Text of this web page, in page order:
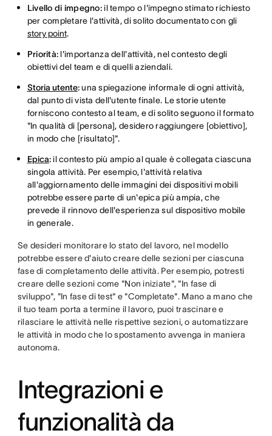
Livello di impegno:il tempo o l'impegno stimato richiesto
per completare l'attività, di solito documentato con gli
story point.
Priorità:l'importanza dell'attività, nel contesto degli
obiettivi del team e di quelli aziendali.
Storia utente:una spiegazione informale di ogni attività,
dal punto di vista dell'utente finale. Le storie utente
forniscono contesto al team, e di solito seguono il formato
"In qualità di [persona], desidero raggiungere [obiettivo],
in modo che [risultato]".
Epica:il contesto più ampio al quale è collegata ciascuna
singola attività. Per esempio, l'attività relativa
all'aggiornamento delle immagini dei dispositivi mobili
potrebbe essere parte di un'epica più ampia, che
prevede il rinnovo dell'esperienza sul dispositivo mobile
in generale.
Se desideri monitorare lo stato del lavoro, nel modello
potrebbe essere d'aiuto creare delle sezioni per ciascuna
fase di completamento delle attività. Per esempio, potresti
creare delle sezioni come "Non iniziate", "In fase di
sviluppo", "In fase di test" e "Completate". Mano a mano che
il tuo team porta a termine il lavoro, puoi trascinare e
rilasciare le attività nelle rispettive sezioni, o automatizzare
le attività in modo che lo spostamento avvenga in maniera
autonoma.
Integrazioni e
funzionalità da